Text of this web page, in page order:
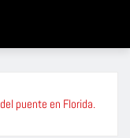
puente en Florida.